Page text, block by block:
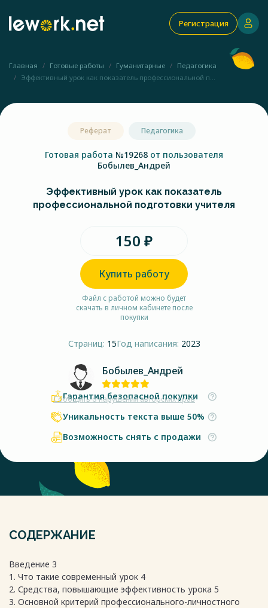
Регистрация
Главная Готовые работы Гуманитарные
Педагогика
Эффективный урок как показатель профессиональной п...
Реферат Педагогика
Готовая работа №19268 от пользователя
Бобылев_Андрей
Эффективный урок как показатель
профессиональной подготовки учителя
150 ₽
Купить работу
Файл с работой можно будет
скачать в личном кабинете после
покупки
Страниц: 15Год написания: 2023
Бобылев_Андрей
Сообщить о нарушении авторских прав
Гарантия безопасной покупки
Уникальность текста выше 50%
Возможность снять с продажи
СОДЕРЖАНИЕ
Введение 3
1. Что такие современный урок 4
2. Средства, повышающие эффективность урока 5
3. Основной критерий профессионального-личностного